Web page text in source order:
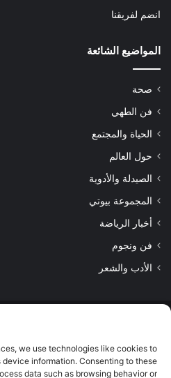
we use technologies like cookies to
information. Consenting to these
data such as browsing behavior or
انضم لفريقنا
المواضيع الشائعة
صحة
فن الطهي
الحياة والمجتمع
حول العالم
الصيدلة والأدوية
المجموعة بيوتي
أخبار الرياضة
فن ونجوم
الأدب والشعر
salehsounbol.com
الرئيسية
من نحن إخلاء مسؤولية